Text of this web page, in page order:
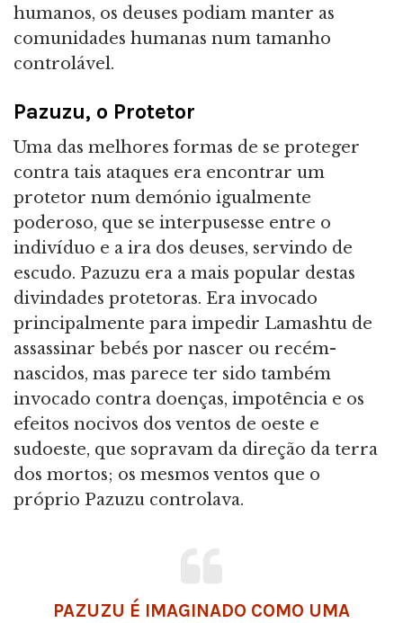
humanos, os deuses podiam manter as
comunidades humanas num tamanho
controlável.
Pazuzu, o Protetor
Uma das melhores formas de se proteger
contra tais ataques era encontrar um
protetor num demónio igualmente
poderoso, que se interpusesse entre o
indivíduo e a ira dos deuses, servindo de
escudo. Pazuzu era a mais popular destas
divindades protetoras. Era invocado
principalmente para impedir Lamashtu de
assassinar bebés por nascer ou recém-
nascidos, mas parece ter sido também
invocado contra doenças, impotência e os
efeitos nocivos dos ventos de oeste e
sudoeste, que sopravam da direção da terra
dos mortos; os mesmos ventos que o
próprio Pazuzu controlava.
PAZUZU É IMAGINADO COMO UMA